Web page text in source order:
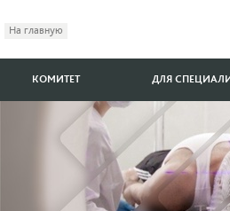
На главную
КОМИТЕТ ДЛЯ